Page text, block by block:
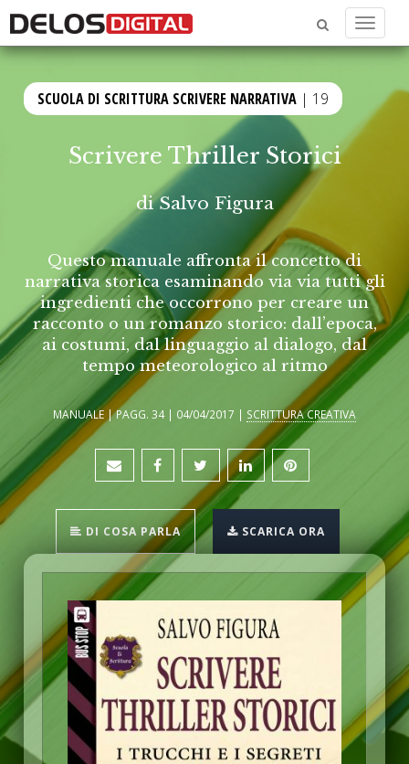
Menu
SCUOLA DI SCRITTURA SCRIVERE NARRATIVA | 19
Scrivere Thriller Storici
diSalvo Figura
Questo manuale affronta il concetto di
narrativa storica esaminando via via tutti gli
ingredienti che occorrono per creare un
racconto o un romanzo storico: dall’epoca,
ai costumi, dal linguaggio al dialogo, dal
tempo meteorologico al ritmo
MANUALE | PAGG. 34 | 04/04/2017 | SCRITTURA CREATIVA
DI COSA PARLA SCARICA ORA